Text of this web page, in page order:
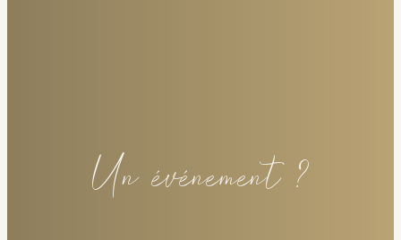
Un événement ?